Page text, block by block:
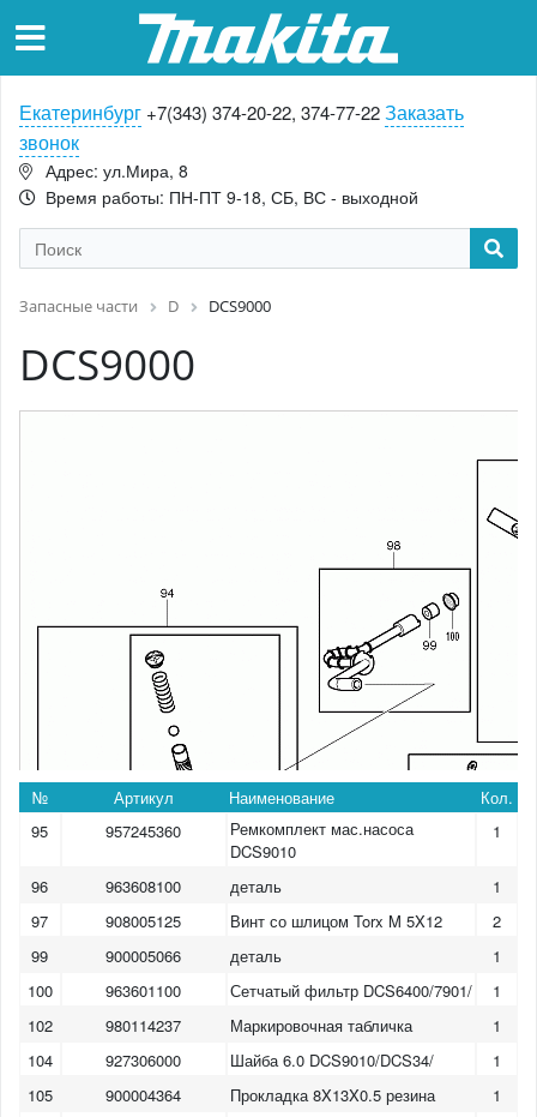
Екатеринбург +7(343) 374-20-22, 374-77-22Заказать
звонок
Адрес: ул.Мира, 8
Время работы: ПН-ПТ 9-18, СБ, ВС - выходной
Запасные части D DCS9000
DCS9000
№ Артикул Наименование
Кол.
95
957245360
Ремкомплект мас.насоса
DCS9010
1
96 963608100 деталь
1
97
908005125 Винт со шлицом Torx M 5X12
2
99
900005066 деталь
1
100
963601100 Сетчатый фильтр DCS6400/7901/
1
102
980114237 Маркировочная табличка
1
104
927306000 Шайба 6.0 DCS9010/DCS34/
1
105
900004364 Прокладка 8X13X0.5 резина
1